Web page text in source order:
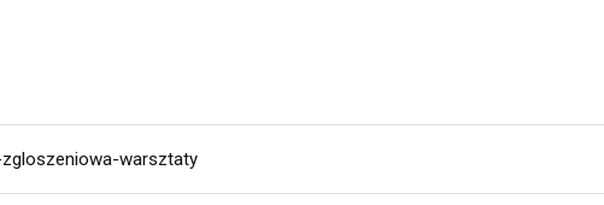
warsztaty